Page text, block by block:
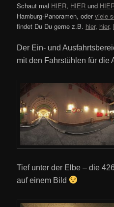
Schaut mal HIER, HIER und
Hamburg-Panoramen, oderviele
findet Du Du gerne z.B. hier, hier,
Der Ein- und
mit den Fahrstühlen für die
Tief unter der Elbe – die
auf einem Bild